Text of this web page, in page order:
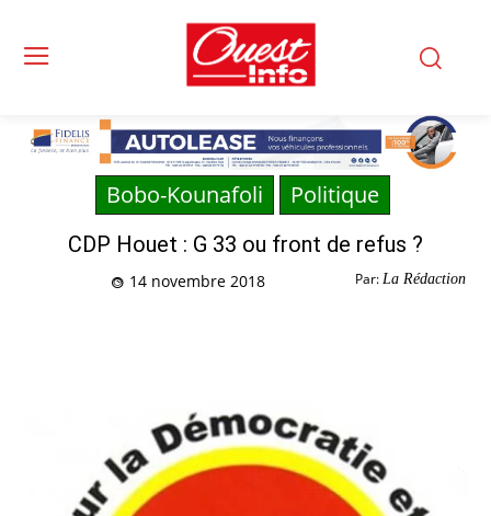
Bobo-Kounafoli Politique
CDP Houet : G 33 ou front de refus ?
Par: La Rédaction
14 novembre 2018